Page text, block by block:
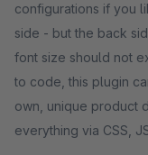
configurations if you
side - but the back
font size should not
to code, this plugin
own, unique product
everything via CSS,